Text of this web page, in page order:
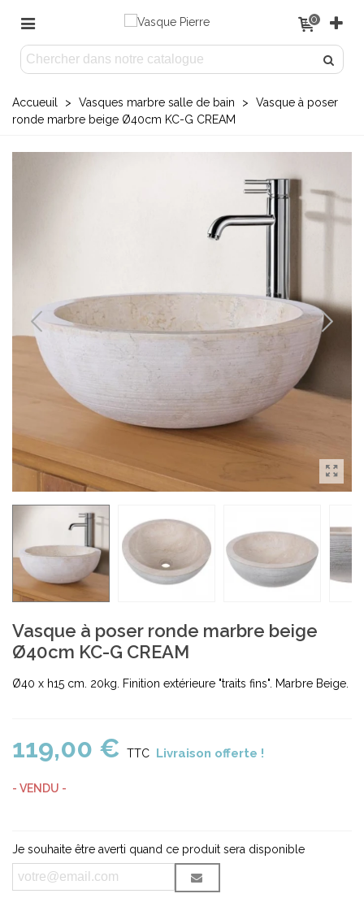
0
Accueuil > Vasques marbre salle de bain >
Vasque à poser
ronde marbre beige Ø40cm KC-G CREAM
Vasque à poser ronde marbre beige
Ø40cm KC-G CREAM
Ø40 x h15 cm. 20kg. Finition extérieure "traits fins". Marbre Beige.
119,00 € TTC Livraison offerte !
- VENDU -
Je souhaite être averti quand ce produit sera disponible